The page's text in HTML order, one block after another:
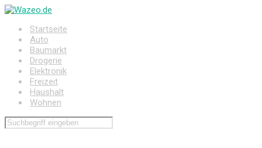
Zum
springenStartseite
Auto
Baumarkt
Drogerie
Elektronik
Freizeit
Haushalt
Wohnen